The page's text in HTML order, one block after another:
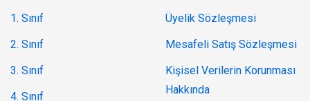
1. Sınıf
2. Sınıf
3. Sınıf
4. Sınıf
Üyelik Sözleşmesi
Mesafeli Satış Sözleşmesi
Kişisel Verilerin Korunması
Hakkında